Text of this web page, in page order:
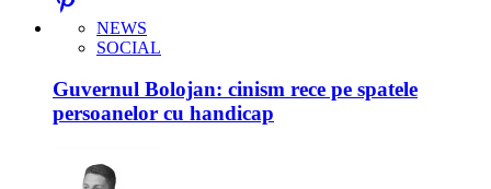
NEWS
SOCIAL
Guvernul Bolojan: cinism rece pe spatele
persoanelor cu handicap